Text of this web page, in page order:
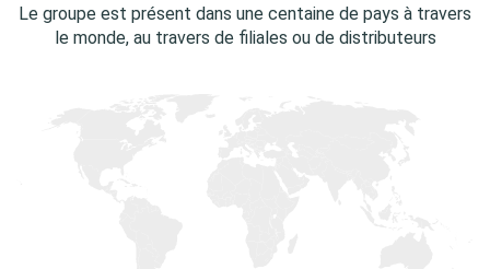
Le groupe est présent dans une centaine de pays à travers
le monde, au travers de filiales ou de distributeurs